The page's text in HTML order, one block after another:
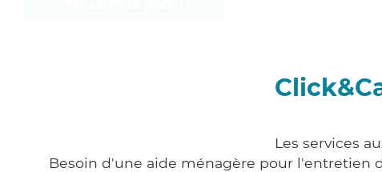
Les services
Besoin d'une aide ménagère pour l'entretien